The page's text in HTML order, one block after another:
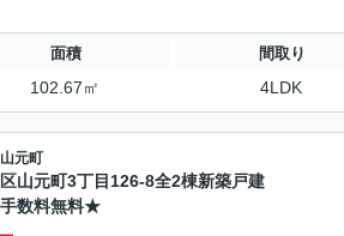
面積 間取り
102.67㎡ 4LDK
山元町
区山元町3丁目126-8全2棟新築戸建
数料無料★